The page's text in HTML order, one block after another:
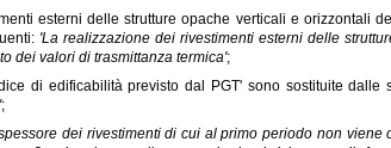
esterni delle strutture opache verticali e orizzontali
'La realizzazione dei rivestimenti esterni delle
dei valori di trasmittanza termica';
di edificabilità previsto dal PGT' sono sostituite dalle
;
dei rivestimenti di cui al primo periodo non